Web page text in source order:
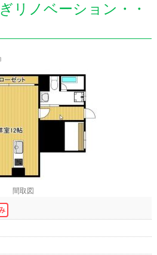
リノベーション・・
間取図